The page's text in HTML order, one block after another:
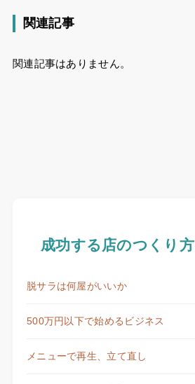
関連記事
関連記事はありません。
成功する店のつくり方
脱サラは何屋がいいか
500万円以下で始めるビジネス
メニューで再生、立て直し